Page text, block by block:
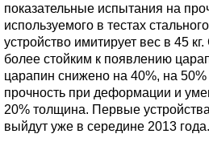
показательные испытания на
используемого в тестах
устройство имитирует вес в 45
более стойким к появлению
царапин снижено на 40%, на 50%
прочность при деформации и
20% толщина. Первые
выйдут уже в середине 2013 года.